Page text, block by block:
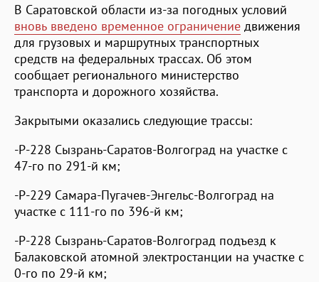
В Саратовской области из-за погодных условий
вновь введено временное ограничение движения
для грузовых и маршрутных транспортных
средств на федеральных трассах. Об этом
сообщает регионального министерство
транспорта и дорожного хозяйства.
Закрытыми оказались следующие трассы:
-Р-228 Сызрань-Саратов-Волгоград на участке с
47-го по 291-й км;
-Р-229 Самара-Пугачев-Энгельс-Волгоград на
участке с 111-го по 396-й км;
-Р-228 Сызрань-Саратов-Волгоград подъезд к
Балаковской атомной электростанции на участке с
0-го по 29-й км;